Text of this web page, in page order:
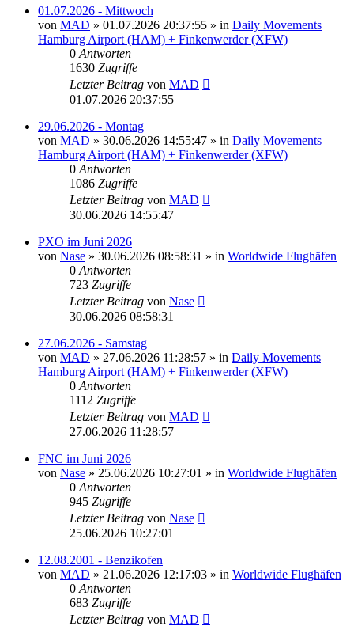
01.07.2026 - Mittwoch
von MAD » 01.07.2026 20:37:55 » in Daily Movements
Hamburg Airport (HAM) + Finkenwerder (XFW)
0 Antworten
1630 Zugriffe
Letzter Beitrag von MAD
01.07.2026 20:37:55
29.06.2026 - Montag
von MAD » 30.06.2026 14:55:47 » in Daily Movements
Hamburg Airport (HAM) + Finkenwerder (XFW)
0 Antworten
1086 Zugriffe
Letzter Beitrag von MAD
30.06.2026 14:55:47
PXO im Juni 2026
von Nase » 30.06.2026 08:58:31 » in Worldwide Flughäfen
0 Antworten
723 Zugriffe
Letzter Beitrag von Nase
30.06.2026 08:58:31
27.06.2026 - Samstag
von MAD » 27.06.2026 11:28:57 » in Daily Movements
Hamburg Airport (HAM) + Finkenwerder (XFW)
0 Antworten
1112 Zugriffe
Letzter Beitrag von MAD
27.06.2026 11:28:57
FNC im Juni 2026
von Nase » 25.06.2026 10:27:01 » in Worldwide Flughäfen
0 Antworten
945 Zugriffe
Letzter Beitrag von Nase
25.06.2026 10:27:01
12.08.2001 - Benzikofen
von MAD » 21.06.2026 12:17:03 » in Worldwide Flughäfen
0 Antworten
683 Zugriffe
Letzter Beitrag von MAD